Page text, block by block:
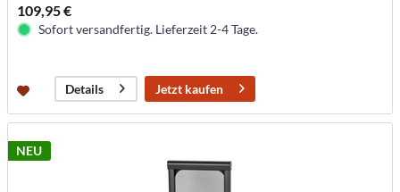
109,95 €
Sofort versandfertig. Lieferzeit 2-4 Tage.
Details Jetzt kaufen
NEU